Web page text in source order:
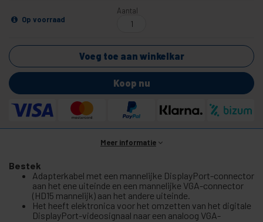
Op voorraad
Aantal
Voeg toe aan winkelkar
Koop nu
Meer informatie
Bestek
Adapterkabel met een mannelijke DisplayPort-connector
aan het ene uiteinde en een mannelijke VGA-connector
(HD15 mannelijk) aan het andere uiteinde.
Het heeft elektronica voor het omzetten van het digitale
DisplayPort-videosignaal naar een analoog VGA-